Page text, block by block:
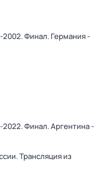
Финал. Германия -
Финал. Аргентина -
Трансляция из